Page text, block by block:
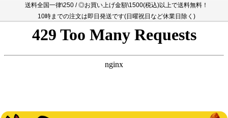
送料全国一律\250 / ◎お買い上げ金額\1500(税込)以上で送料無料！
10時までの注文は即日発送です(日曜祝日など休業日除く)